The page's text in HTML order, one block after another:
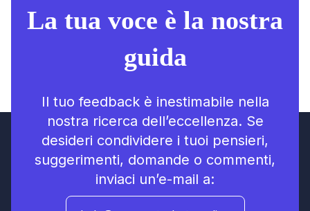
La tua voce è la nostra
guida
Il tuo feedback è inestimabile nella
nostra ricerca dell’eccellenza. Se
desideri condividere i tuoi pensieri,
suggerimenti, domande o commenti,
inviaci un’e-mail a: